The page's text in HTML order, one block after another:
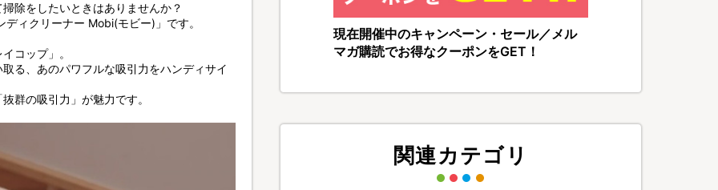
除をしたいときはありませんか？
ィクリーナー Mobi(モビー)」です。
コップ」。
る、あのパワフルな吸引力をハンディサイ
群の吸引力」が魅力です。
現在開催中のキャンペーン・セール／メル
マガ購読でお得なクーポンをGET！
関連カテゴリ